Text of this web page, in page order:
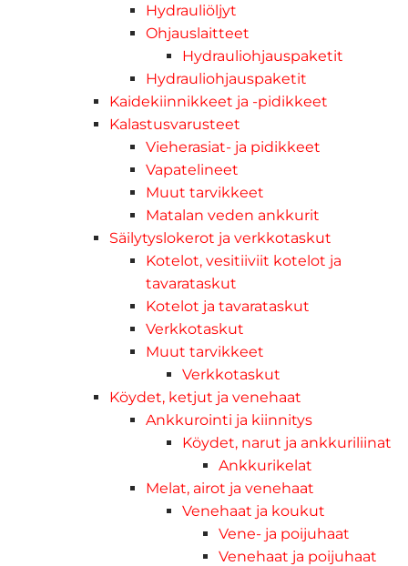
Hydrauliöljyt
Ohjauslaitteet
Hydrauliohjauspaketit
Hydrauliohjauspaketit
Kaidekiinnikkeet ja -pidikkeet
Kalastusvarusteet
Vieherasiat- ja pidikkeet
Vapatelineet
Muut tarvikkeet
Matalan veden ankkurit
Säilytyslokerot ja verkkotaskut
Kotelot, vesitiiviit kotelot ja
tavarataskut
Kotelot ja tavarataskut
Verkkotaskut
Muut tarvikkeet
Verkkotaskut
Köydet, ketjut ja venehaat
Ankkurointi ja kiinnitys
Köydet, narut ja ankkuriliinat
Ankkurikelat
Melat, airot ja venehaat
Venehaat ja koukut
Vene- ja poijuhaat
Venehaat ja poijuhaat